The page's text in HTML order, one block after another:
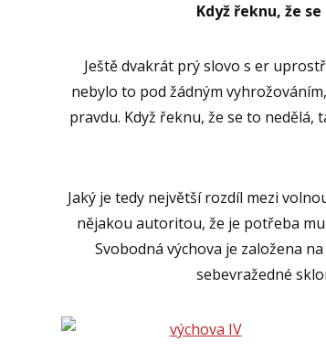
Když řeknu, že
Ještě dvakrát prý slovo s er
nebylo to pod žádným
pravdu. Když řeknu, že se to
Jaký je tedy největší rozdíl mezi
nějakou autoritou, že je potřeba
Svobodná výchova je založena
sebevražedné